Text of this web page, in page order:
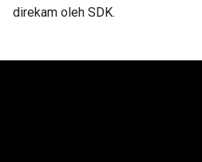
direkam oleh SDK.